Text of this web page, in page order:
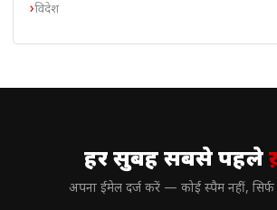
विदेश
हर सुबह सबसे पहले
अपना ईमेल दर्ज करें — कोई स्पैम नहीं,